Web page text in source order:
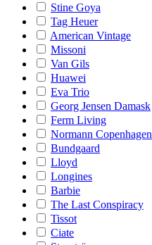
Stine Goya
Tag Heuer
American Vintage
Missoni
Van Gils
Huawei
Eva Trio
Georg Jensen Damask
Ferm Living
Normann Copenhagen
Bundgaard
Lloyd
Longines
Barbie
The Last Conspiracy
Tissot
Ciate